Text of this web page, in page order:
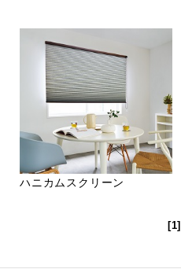
ハニカムスクリーン
[1]